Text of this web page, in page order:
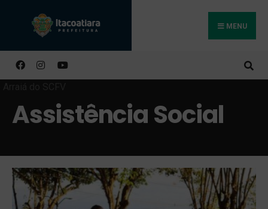
MENU
Assistência Social
Buscar